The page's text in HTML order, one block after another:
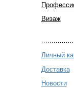
Визаж
Личный
Доставка
Новости